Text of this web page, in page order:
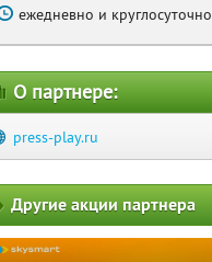
ежедневно и круглосуточно
О партнере:
press-play.ru
Другие акции партнера